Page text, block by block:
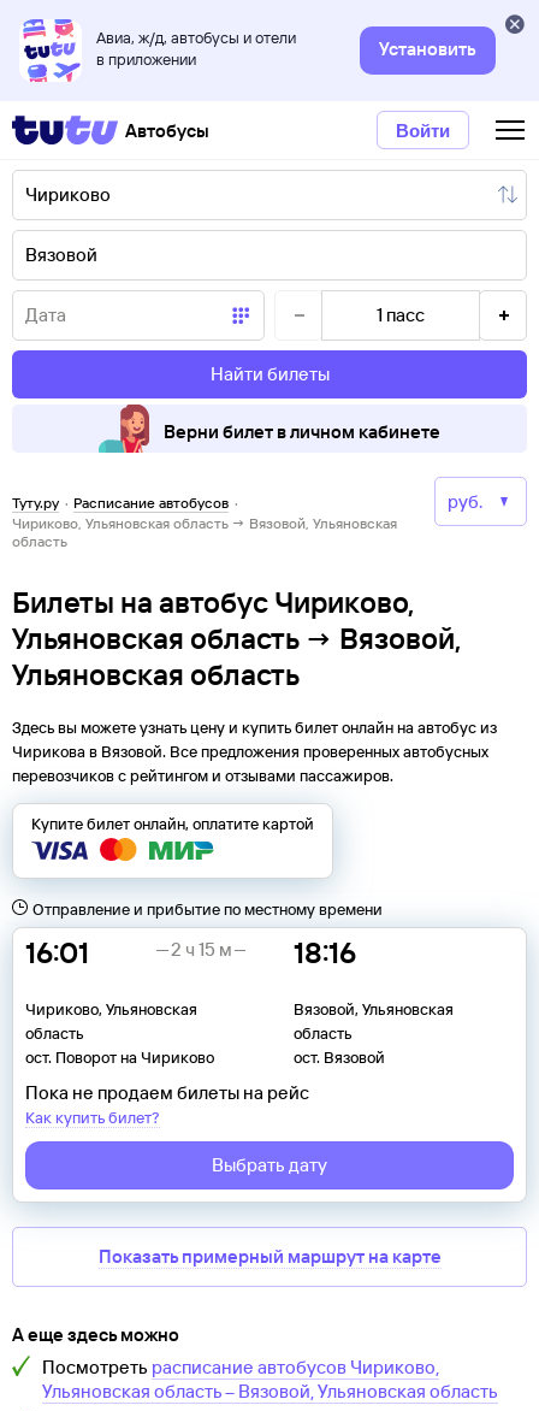
Авиа, ж/д, автобусы и отели
в приложении
Установить
Автобусы Войти
1 пасс
Найти билеты
Верни билет в личном кабинете
Туту.ру · Расписание автобусов ·
Чириково, Ульяновская область → Вязовой, Ульяновская
область
Билеты на автобус Чириково,
Ульяновская область → Вязовой,
Ульяновская область
Здесь вы можете узнать цену и купить билет онлайн на автобус из
Чириковав Вязовой. Все предложения проверенных автобусных
перевозчиков с рейтингом и отзывами пассажиров.
Купите билет онлайн, оплатите картой
Отправление и прибытие по местному времени
16:01
Чириково, Ульяновская
область
ост. Поворот на Чириково
18:16
Вязовой, Ульяновская
область
ост. Вязовой
2 ч 15 м
Пока не продаем билеты на рейс
Как купить билет?
Выбрать дату
Показать примерный маршрут на карте
А еще здесь можно
Посмотреть расписание автобусов Чириково,
Ульяновская область– Вязовой, Ульяновская область